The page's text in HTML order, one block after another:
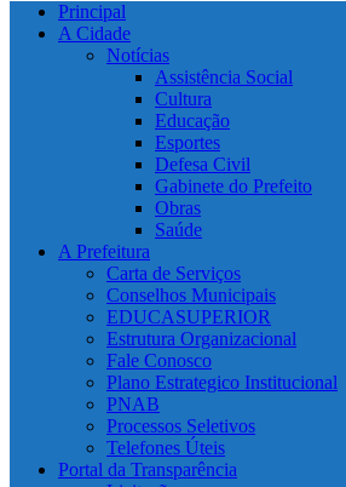
Principal
A Cidade
Notícias
Assistência Social
Cultura
Educação
Esportes
Defesa Civil
Gabinete do Prefeito
Obras
Saúde
A Prefeitura
Carta de Serviços
Conselhos Municipais
EDUCASUPERIOR
Estrutura Organizacional
Fale Conosco
Plano Estrategico Institucional
PNAB
Processos Seletivos
Telefones Úteis
Portal da Transparência